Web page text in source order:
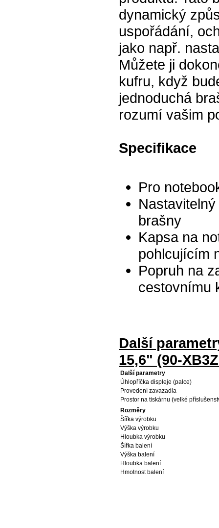
dynamický
uspořádání,
jako např.
Můžete ji
kufru, když
jednoduchá
rozumí vašim
Specifikace
Pro
brašny
Kapsa na
pohlcujícím
Popruh na
cestovnímu
Další
15,6" (90-
Další parametry
Úhlopříčka displeje (palce)
Provedení zavazadla
Prostor na tiskárnu (velké
Rozměry
Šířka výrobku
Výška výrobku
Hloubka výrobku
Šířka balení
Výška balení
Hloubka balení
Hmotnost balení